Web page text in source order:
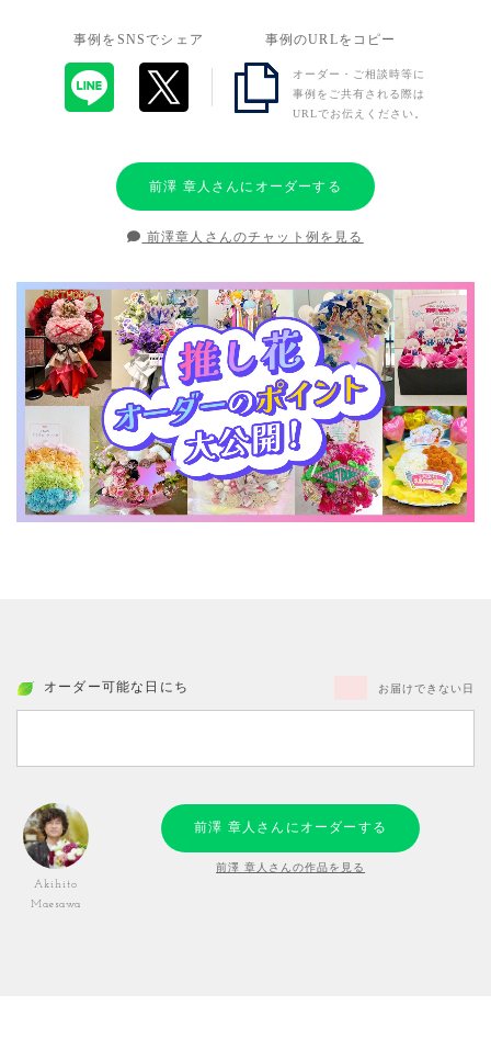
事例をSNSでシェア 事例のURLをコピー
オーダー・ご相談時等に
事例をご共有される際は
URLでお伝えください。
前澤 章人さんにオーダーする
前澤章人さんのチャット例を見る
オーダー可能な日にち お届けできない日
Akihito
Maesawa
前澤 章人さんにオーダーする
前澤 章人さんの作品を見る